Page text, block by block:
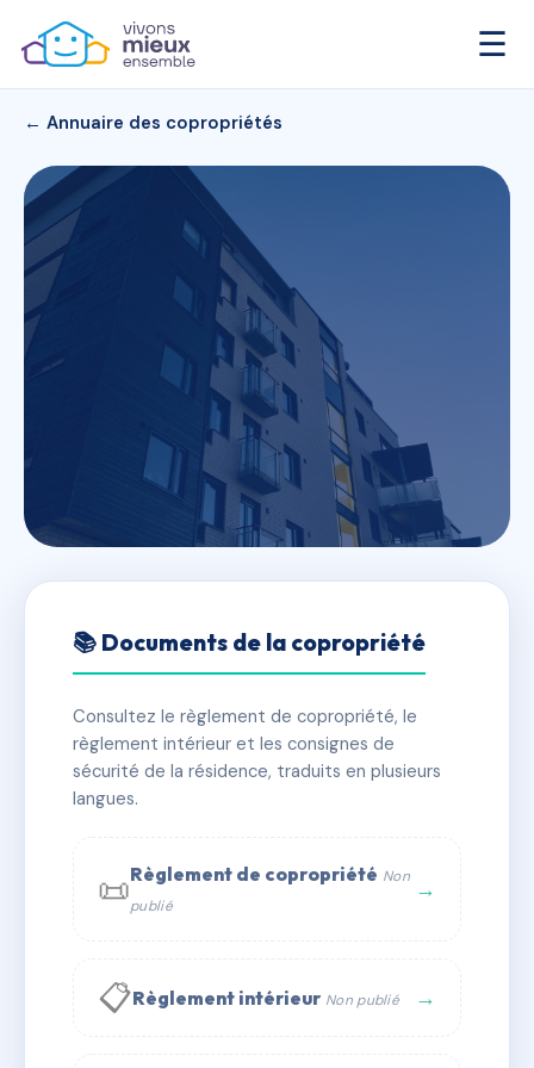
☰
← Annuaire des copropriétés
38 rue Edouart Baudrimont
✓ Immatriculée 🏠 42 lots 🏗 1 bâtiment(s)
📞 Contacter Syndic Digital
📚 Documents de la copropriété
Consultez le règlement de copropriété, le
règlement intérieur et les consignes de
sécurité de la résidence, traduits en plusieurs
langues.
📜Règlement de copropriété Non
publié
→
📋Règlement intérieur Non publié →